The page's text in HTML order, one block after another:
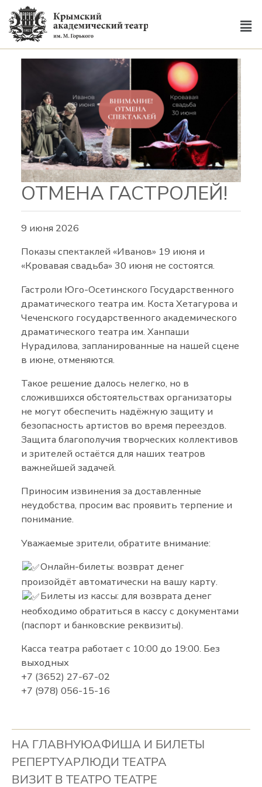
ОТМЕНА ГАСТРОЛЕЙ!
9 июня 2026
Показы спектаклей «Иванов» 19 июня и
«Кровавая свадьба» 30 июня не состоятся.
Гастроли Юго-Осетинского Государственного
драматического театра им. Коста Хетагурова и
Чеченского государственного академического
драматического театра им. Ханпаши
Нурадилова, запланированные на нашей сцене
в июне, отменяются.
Такое решение далось нелегко, но в
сложившихся обстоятельствах организаторы
не могут обеспечить надёжную защиту и
безопасность артистов во время переездов.
Защита благополучия творческих коллективов
и зрителей остаётся для наших театров
важнейшей задачей.
Приносим извинения за доставленные
неудобства, просим вас проявить терпение и
понимание.
Уважаемые зрители, обратите внимание:
Онлайн-билеты: возврат денег
произойдёт автоматически на вашу карту.
Билеты из кассы: для возврата денег
необходимо обратиться в кассу с документами
(паспорт и банковские реквизиты).
Касса театра работает с 10:00 до 19:00. Без
выходных
+7 (3652) 27-67-02
+7 (978) 056-15-16
НА ГЛАВНУЮАФИША И БИЛЕТЫ
РЕПЕРТУАРЛЮДИ ТЕАТРА
ВИЗИТ В ТЕАТРО ТЕАТРЕ